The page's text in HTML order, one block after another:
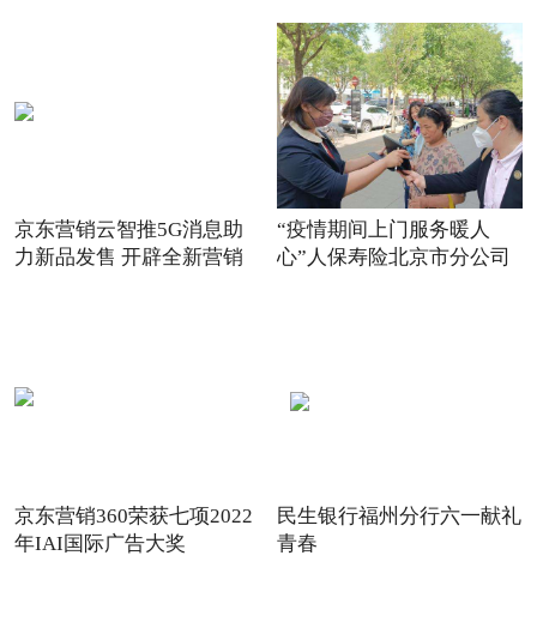
京东营销云智推5G消息助
力新品发售 开辟全新营销
“疫情期间上门服务暖人
心”人保寿险北京市分公司
京东营销360荣获七项2022
年IAI国际广告大奖
民生银行福州分行六一献礼
青春